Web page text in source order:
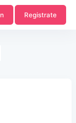
Registrate